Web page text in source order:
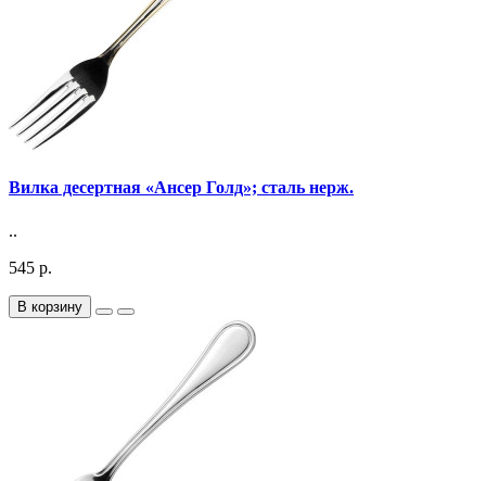
Вилка десертная «Ансер Голд»; сталь нерж.
..
545 р.
В корзину